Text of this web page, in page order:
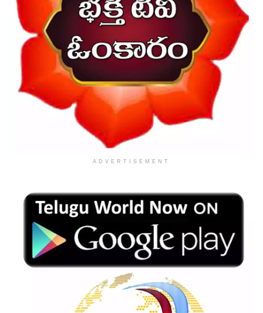
ADVERTISEMENT